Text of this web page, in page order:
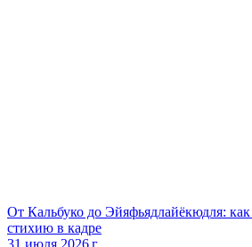
От Кальбуко до Эйяфьядлайёкюдля:
стихию в кадре